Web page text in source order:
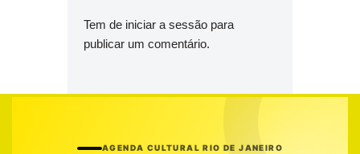
Tem de iniciar a sessão para
publicar um comentário.
AGENDA CULTURAL RIO DE JANEIRO